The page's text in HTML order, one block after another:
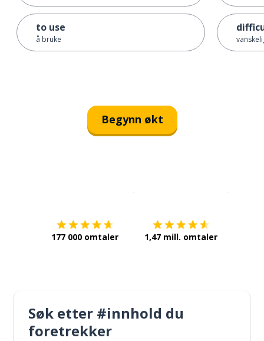
to use
å bruke
Begynn økt
177 000 omtaler 1,47 mill. omtaler
Søk etter #innhold du
foretrekker